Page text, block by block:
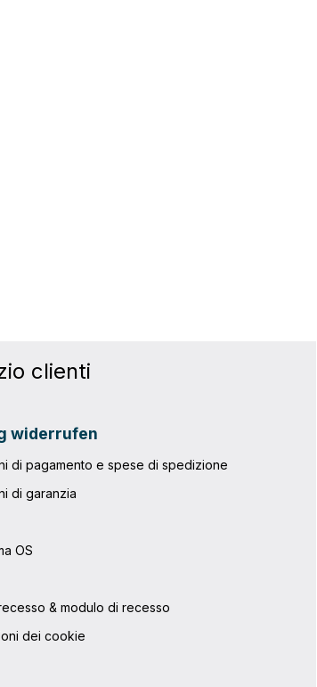
o usa i pulsanti
clienti
widerrufen
di pagamento e spese di spedizione
di garanzia
OS
& modulo di recesso
dei cookie